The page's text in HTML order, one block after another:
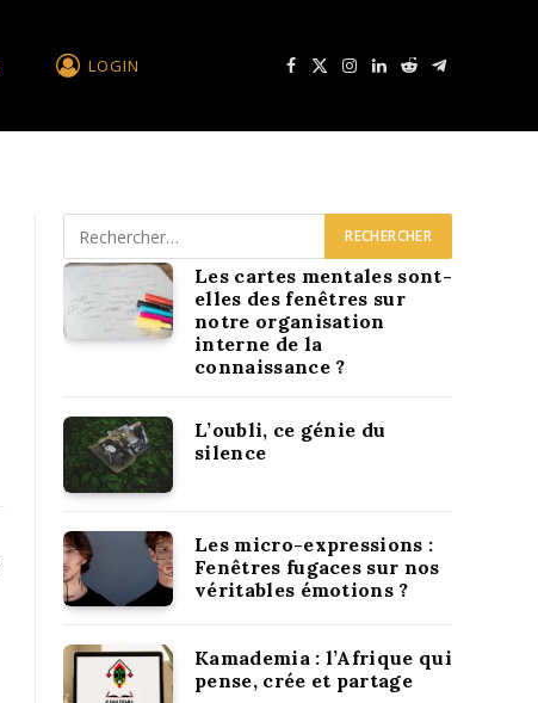
LOGIN Facebook
X Instagram
LinkedIn
RedditTélégramme
Les cartes mentales sont-
elles des fenêtres sur
notre organisation
interne de la
connaissance ?
L’oubli, ce génie du
silence
Les micro-expressions :
Fenêtres fugaces sur nos
véritables émotions ?
Kamademia : l’Afrique qui
pense, crée et partage